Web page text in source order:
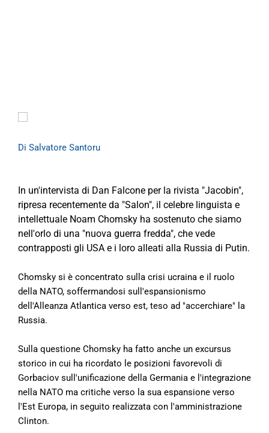
Di Salvatore Santoru
In un'intervista di Dan Falcone per la rivista "Jacobin",
ripresa recentemente da "Salon", il celebre linguista e
intellettuale Noam Chomsky ha sostenuto che siamo
nell'orlo di una "nuova guerra fredda", che vede
contrapposti gli USA e i loro alleati alla Russia di Putin.
Chomsky si è concentrato sulla crisi ucraina e il ruolo
della NATO, soffermandosi sull'espansionismo
dell'Alleanza Atlantica verso est, teso ad "accerchiare" la
Russia.
Sulla questione Chomsky ha fatto anche un excursus
storico in cui ha ricordato le posizioni favorevoli di
Gorbaciov sull'unificazione della Germania e l'integrazione
nella NATO ma critiche verso la sua espansione verso
l'Est Europa, in seguito realizzata con l'amministrazione
Clinton.